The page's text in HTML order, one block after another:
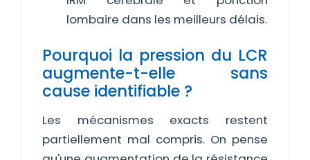
lombaire dans les meilleurs délais.
Pourquoi la pression du LCR
augmente-t-elle sans
cause identifiable ?
Les mécanismes exacts restent
partiellement mal compris. On pense